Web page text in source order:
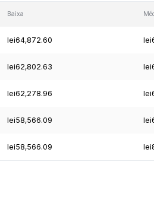
Baixa
lei64,872.60
lei62,802.63
lei62,278.96
lei58,566.09
lei58,566.09